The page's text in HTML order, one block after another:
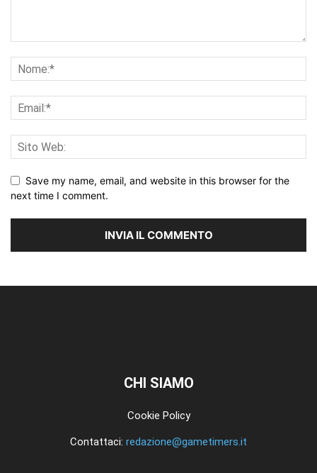
Save my name, email, and website in this browser for the
next time I comment.
CHI SIAMO
Cookie Policy
Contattaci: redazione@gametimers.it